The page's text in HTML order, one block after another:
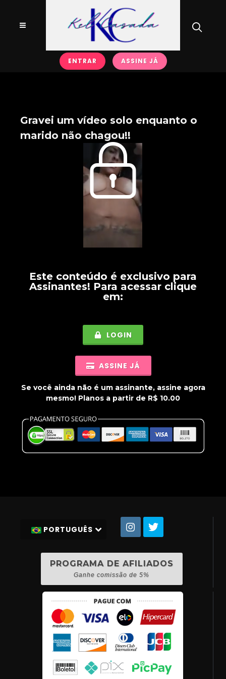
ENTRAR ASSINE JÁ
Gravei um vídeo solo enquanto o
marido não chagou!!
Este conteúdo é exclusivo para
Assinantes! Para acessar clique
em:
LOGIN
ASSINE JÁ
Se você ainda não é um assinante, assine agora
mesmo! Planos a partir de R$ 10.00
PORTUGUÊS
PROGRAMA DE AFILIADOS
Ganhe comissão de 5%